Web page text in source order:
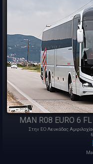
MAN R08 EURO 6
Στην ΕΟ Λευκάδας